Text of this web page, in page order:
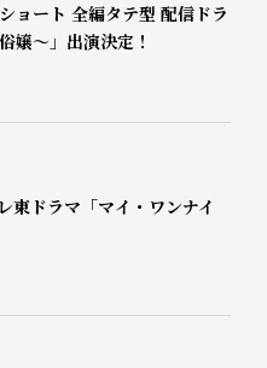
ョート 全編タテ型 配信ドラ
嬢～」出演決定！
東ドラマ「マイ・ワンナイ